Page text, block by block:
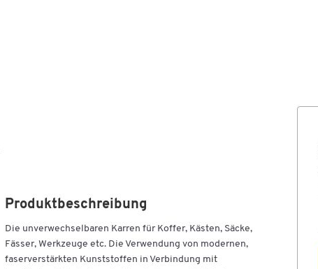
Produktbeschreibung
Die unverwechselbaren Karren für Koffer, Kästen, Säcke,
Fässer, Werkzeuge etc. Die Verwendung von modernen,
faserverstärkten Kunststoffen in Verbindung mit